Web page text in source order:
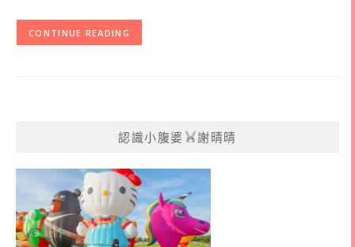
CONTINUE READING
認識小腹婆 謝晴晴